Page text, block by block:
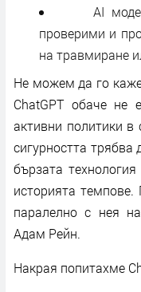
AI
проверими и
на травмиране
Не можем да го
ChatGPT обаче не
активни политики в
сигурността
бързата
историята
паралелно с нея
Адам Рейн.
Накрая попитахме